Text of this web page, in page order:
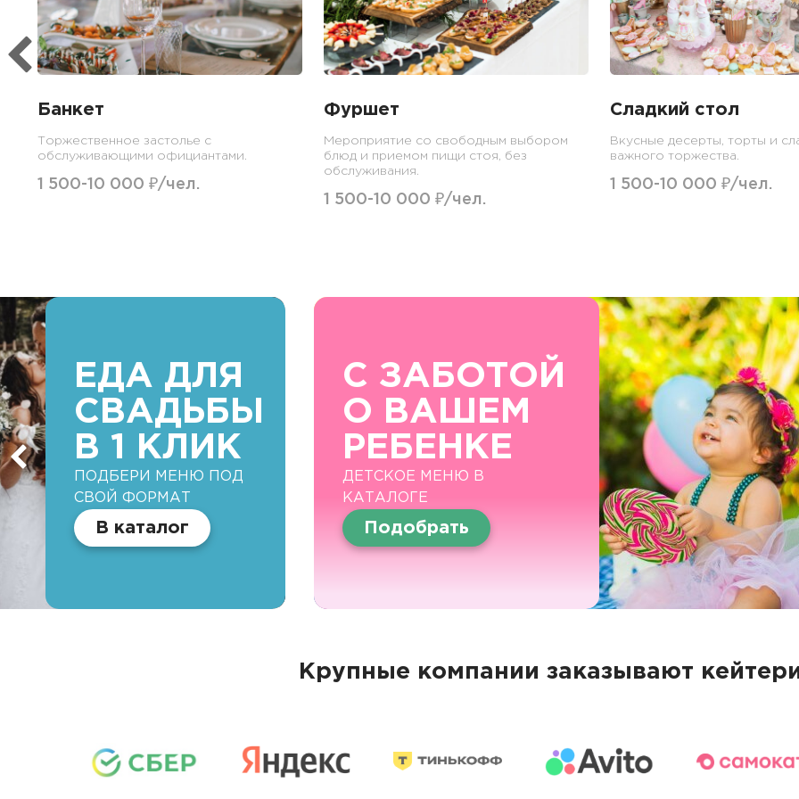
Банкет
Торжественное застолье с
обслуживающими официантами.
1 500-10 000 ₽/чел.
Фуршет
Мероприятие со свободным выбором
блюд и приемом пищи стоя, без
обслуживания.
1 500-10 000 ₽/чел.
Сладкий стол
Вкусные десерты, торты и
важного торжества.
1 500-10 000 ₽/чел.
ЕДА ДЛЯ
СВАДЬБЫ
В 1 КЛИК
ПОДБЕРИ МЕНЮ ПОД
СВОЙ ФОРМАТ
В каталог
С ЗАБОТОЙ
О ВАШЕМ
РЕБЕНКЕ
ДЕТСКОЕ МЕНЮ В
КАТАЛОГЕ
Подобрать
Крупные компании заказывают